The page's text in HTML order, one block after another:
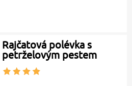
Rajčatová polévka s
petrželovým pestem